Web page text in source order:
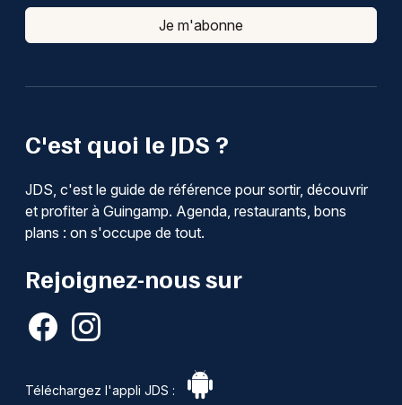
C'est quoi le JDS ?
JDS, c'est le guide de référence pour sortir, découvrir
et profiter à Guingamp. Agenda, restaurants, bons
plans : on s'occupe de tout.
Rejoignez-nous sur
Téléchargez l'appli JDS :
Je m'abonne